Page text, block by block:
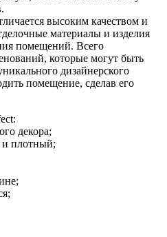
высоким качеством и
материалы и изделия
помещений. Всего
которые могут быть
дизайнерского
помещение, сделав его
декора;
и плотный;